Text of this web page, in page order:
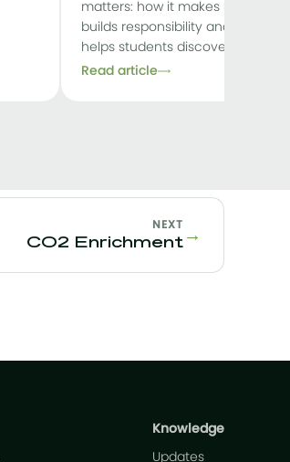
matters: how it makes STEM
builds responsibility and
helps students discover their
Read article
NEXT
CO2 Enrichment →
Knowledge
Updates